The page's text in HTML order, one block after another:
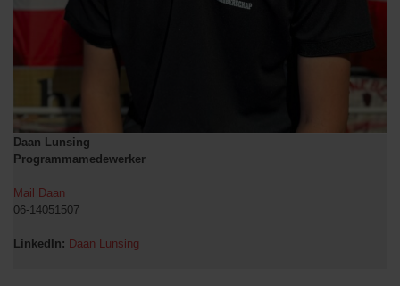
Daan Lunsing
Programmamedewerker
Mail Daan
06-14051507
LinkedIn: Daan Lunsing